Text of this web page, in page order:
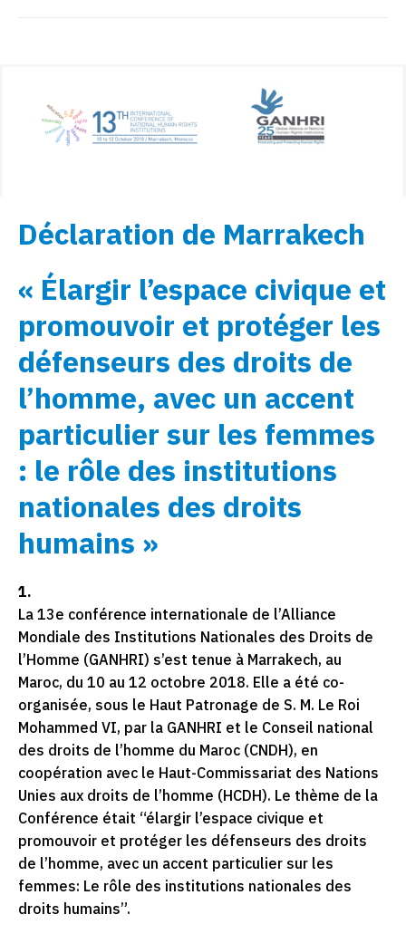
Déclaration de Marrakech
« Élargir l’espace civique et
promouvoir et protéger les
défenseurs des droits de
l’homme, avec un accent
particulier sur les femmes
: le rôle des institutions
nationales des droits
humains »
1.
La 13e conférence internationale de l’Alliance
Mondiale des Institutions Nationales des Droits de
l’Homme (GANHRI) s’est tenue à Marrakech, au
Maroc, du 10 au 12 octobre 2018. Elle a été co-
organisée, sous le Haut Patronage de S. M. Le Roi
Mohammed VI, par la GANHRI et le Conseil national
des droits de l’homme du Maroc (CNDH), en
coopération avec le Haut-Commissariat des Nations
Unies aux droits de l’homme (HCDH). Le thème de la
Conférence était “élargir l’espace civique et
promouvoir et protéger les défenseurs des droits
de l’homme, avec un accent particulier sur les
femmes: Le rôle des institutions nationales des
droits humains”.